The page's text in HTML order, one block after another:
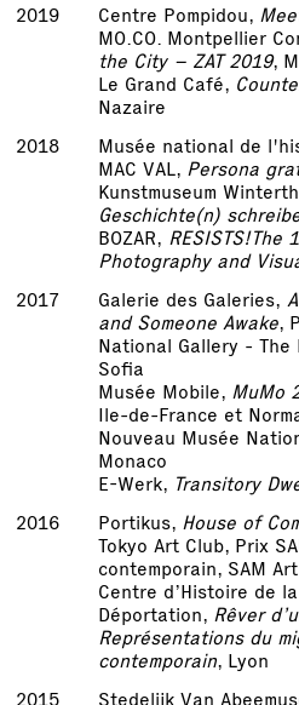
2019
Centre Pompidou,
MO.CO. Montpellier
the City – ZAT 2019,
Le Grand Café,
Nazaire
2018
Musée national de
MAC VAL, Persona
Kunstmuseum
Geschichte(n)
BOZAR, RESISTS!The
Photography and
2017
Galerie des Galeries,
and Someone Awake,
National Gallery - The
Sofia
Musée Mobile, MuMo
Ile-de-France et
Nouveau Musée
Monaco
E-Werk, Transitory
2016
Portikus, House of
Tokyo Art Club, Prix
contemporain, SAM
Centre d’Histoire de
Déportation, Rêver
Représentations du
contemporain, Lyon
2015
Stedelijk Van